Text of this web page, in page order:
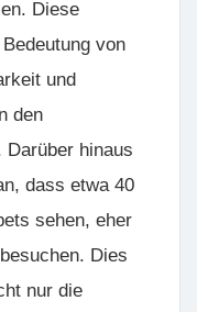
Diese
von
und
den
Darüber hinaus
dass etwa 40
sehen, eher
Dies
nur die